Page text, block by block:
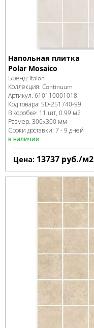
Напольная плитка
Polar Mosaico
Бренд: Italon
Коллекция: Continuum
Артикул: 610110001018
Код товара: SD-251740-99
В коробке: 11 шт, 0.99 м2
Размер: 300x300 мм
Сроки доставки: 7 - 9 дней
в наличии
Цена: 13737 руб./м2